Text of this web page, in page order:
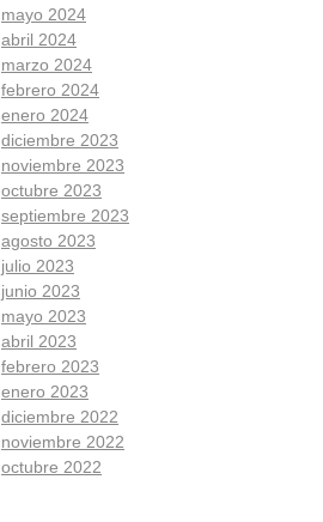
mayo 2024
abril 2024
marzo 2024
febrero 2024
enero 2024
diciembre 2023
noviembre 2023
octubre 2023
septiembre 2023
agosto 2023
julio 2023
junio 2023
mayo 2023
abril 2023
febrero 2023
enero 2023
diciembre 2022
noviembre 2022
octubre 2022